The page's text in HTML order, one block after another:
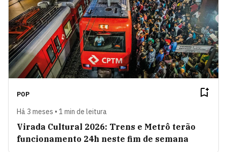
POP
Há 3 meses • 1 min de leitura
Virada Cultural 2026: Trens e Metrô terão
funcionamento 24h neste fim de semana